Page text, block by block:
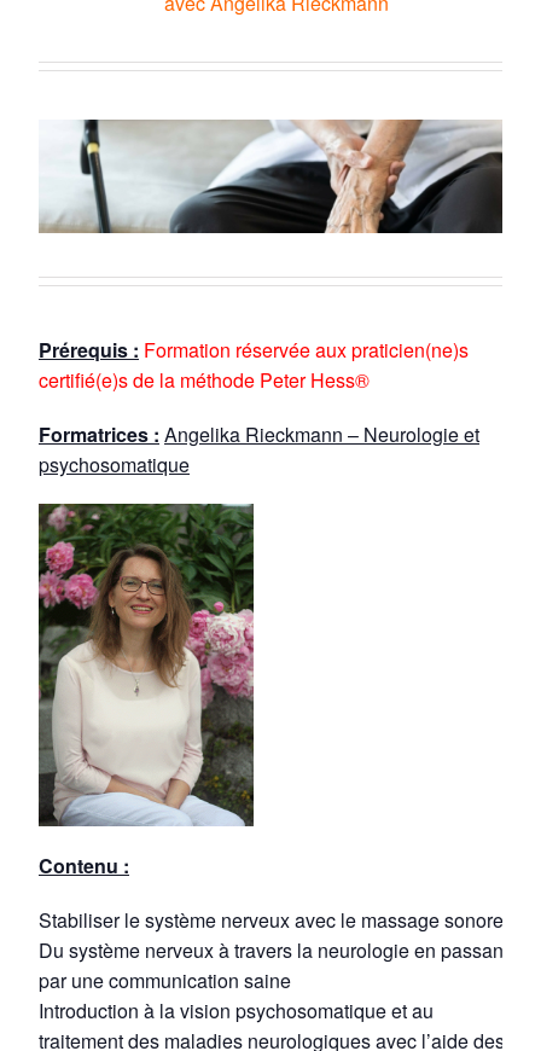
Prérequis : Formation réservée aux praticien(ne)s
certifié(e)s de la méthode Peter Hess®
Formatrices : Angelika Rieckmann – Neurologie et
psychosomatique
Contenu :
Stabiliser le système nerveux avec le massage sonore.
Du système nerveux à travers la neurologie en passant
par une communication saine
Introduction à la vision psychosomatique et au
traitement des maladies neurologiques avec l’aide des